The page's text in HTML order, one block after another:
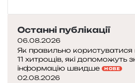
Останні публікації
06.08.2026
Як правильно
11 хитрощів, які допоможуть
інформацію швидше
НОВЕ
02.08.2026